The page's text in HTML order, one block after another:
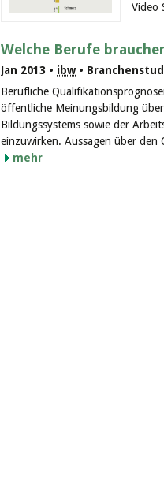
Video
Welche Berufe
Jan 2013 • ibw•
Berufliche
öffentliche Meinungsbildung
Bildungssystems sowie der
einzuwirken. Aussagen über den
mehr